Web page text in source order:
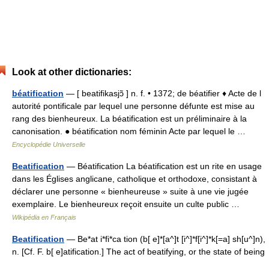
Look at other dictionaries:
béatification — [ beatifikasjɔ̃ ] n. f. • 1372; de béatifier ♦ Acte de l
autorité pontificale par lequel une personne défunte est mise au
rang des bienheureux. La béatification est un préliminaire à la
canonisation. ● béatification nom féminin Acte par lequel le …
Encyclopédie Universelle
Beatification — Béatification La béatification est un rite en usage
dans les Églises anglicane, catholique et orthodoxe, consistant à
déclarer une personne « bienheureuse » suite à une vie jugée
exemplaire. Le bienheureux reçoit ensuite un culte public …
Wikipédia en Français
Beatification — Be*at i*fi*ca tion (b[ e]*[a^]t [i^]*f[i^]*k[=a] sh[u^]n),
n. [Cf. F. b[ e]atification.] The act of beatifying, or the state of being